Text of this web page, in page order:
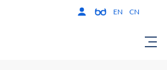
Версия для
EN CN